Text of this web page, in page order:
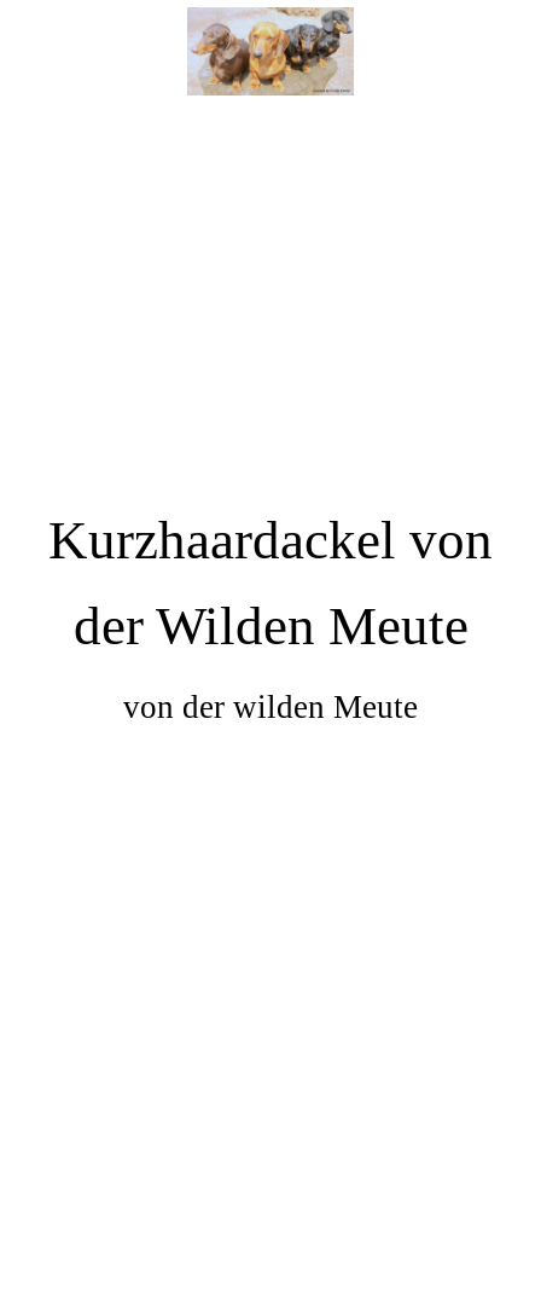
Kurzhaardackel von
der Wilden Meute
von der wilden Meute